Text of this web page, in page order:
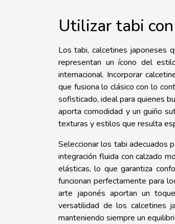
Utilizar tabi
Los tabi, calcetines japoneses
representan un ícono del
internacional. Incorporar
que fusiona lo clásico con lo
sofisticado, ideal para quienes
aporta comodidad y un guiño
texturas y estilos que resulta
Seleccionar los tabi adecuados
integración fluida con calzado
elásticas, lo que garantiza
funcionan perfectamente para
arte japonés aportan un
versatilidad de los calcetines
manteniendo siempre un